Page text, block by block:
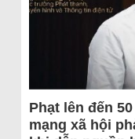
Phạt lên đến
mạng xã hội